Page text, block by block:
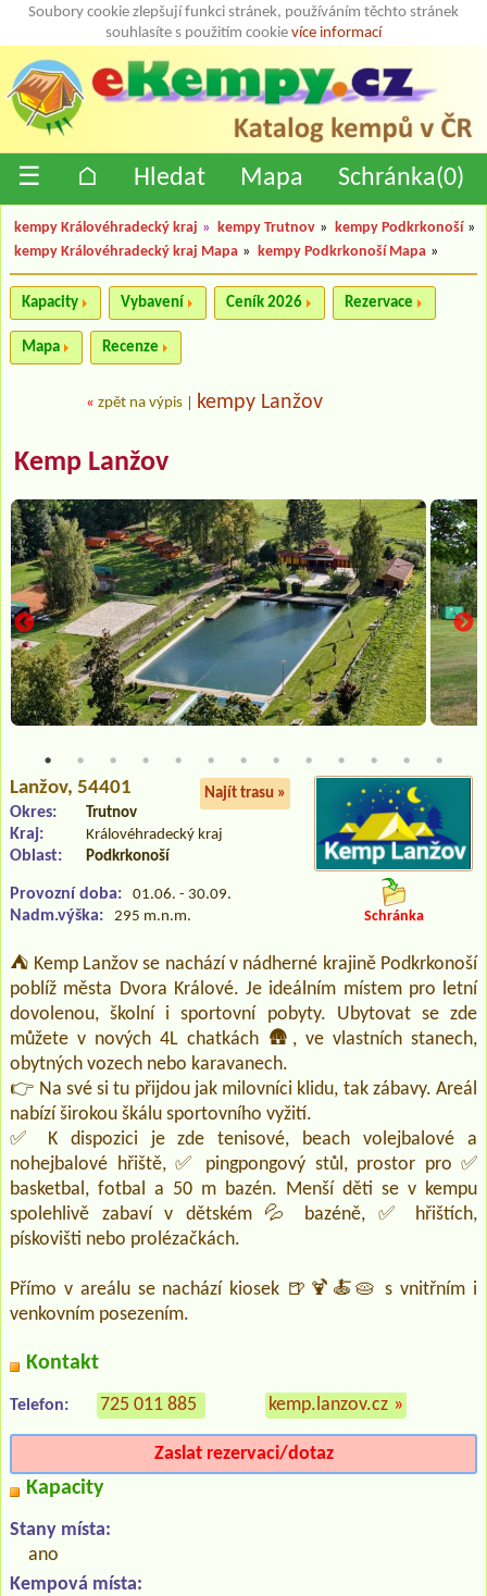
Soubory cookie zlepšují funkci stránek, používáním těchto stránek
souhlasíte s použitím cookie více informací
☰ ⌂ Hledat Mapa Schránka(0)
kempy Královéhradecký kraj » kempy Trutnov » kempy Podkrkonoší »
kempy Královéhradecký kraj Mapa » kempy Podkrkonoší Mapa »
Kapacity Vybavení Ceník 2026 Rezervace
Mapa Recenze
« zpět na výpis kempy Lanžov
Kemp Lanžov
Lanžov, 54401 Najít trasu »
Okres: Trutnov
Kraj: Královéhradecký kraj
Oblast: Podkrkonoší
Provozní doba: 01.06. - 30.09.
Nadm.výška: 295 m.n.m. Schránka
⛺ Kemp Lanžov se nachází v nádherné krajině Podkrkonoší
poblíž města Dvora Králové. Je ideálním místem pro letní
dovolenou, školní i sportovní pobyty. Ubytovat se zde
můžete v nových 4L chatkách 🛖, ve vlastních stanech,
obytných vozech nebo karavanech.
👉 Na své si tu přijdou jak milovníci klidu, tak zábavy. Areál
nabízí širokou škálu sportovního vyžití.
✅ K dispozici je zde tenisové, beach volejbalové a
nohejbalové hřiště, ✅ pingpongový stůl, prostor pro ✅
basketbal, fotbal a 50 m bazén. Menší děti se v kempu
spolehlivě zabaví v dětském 💦 bazéně, ✅ hřištích,
pískovišti nebo prolézačkách.
Přímo v areálu se nachází kiosek 🍺🍹🍝🥧 s vnitřním i
venkovním posezením.
Kontakt
Telefon: 725 011 885 kemp.lanzov.cz »
Zaslat rezervaci/dotaz
Kapacity
Stany místa:
ano
Kempová místa: